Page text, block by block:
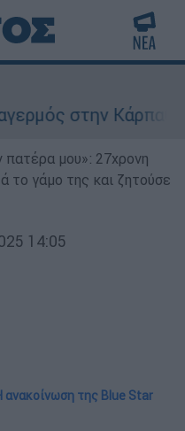
στην Κάρπαθο:
μου»: 27χρονη
το γάμο της και ζητούσε
14:05
ανακοίνωση της Blue Star